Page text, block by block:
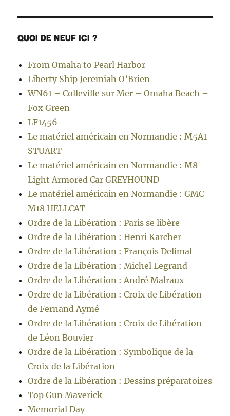
QUOI DE NEUF ICI ?
From Omaha to Pearl Harbor
Liberty Ship Jeremiah O’Brien
WN61 – Colleville sur Mer – Omaha Beach –
Fox Green
LF1456
Le matériel américain en Normandie : M5A1
STUART
Le matériel américain en Normandie : M8
Light Armored Car GREYHOUND
Le matériel américain en Normandie : GMC
M18 HELLCAT
Ordre de la Libération : Paris se libère
Ordre de la Libération : Henri Karcher
Ordre de la Libération : François Delimal
Ordre de la Libération : Michel Legrand
Ordre de la Libération : André Malraux
Ordre de la Libération : Croix de Libération
de Fernand Aymé
Ordre de la Libération : Croix de Libération
de Léon Bouvier
Ordre de la Libération : Symbolique de la
Croix de la Libération
Ordre de la Libération : Dessins préparatoires
Top Gun Maverick
Memorial Day